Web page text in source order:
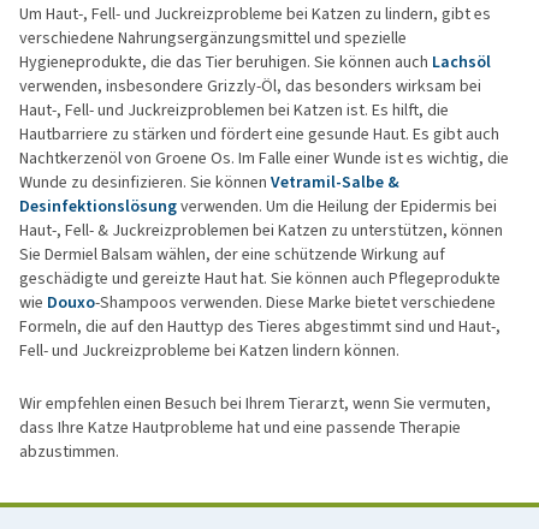
Um Haut-, Fell- und Juckreizprobleme bei Katzen zu lindern, gibt es
verschiedene Nahrungsergänzungsmittel und spezielle
Hygieneprodukte, die das Tier beruhigen. Sie können auch Lachsöl
verwenden, insbesondere Grizzly-Öl, das besonders wirksam bei
Haut-, Fell- und Juckreizproblemen bei Katzen ist. Es hilft, die
Hautbarriere zu stärken und fördert eine gesunde Haut. Es gibt auch
Nachtkerzenöl von Groene Os. Im Falle einer Wunde ist es wichtig, die
Wunde zu desinfizieren. Sie können Vetramil-Salbe &
Desinfektionslösungverwenden. Um die Heilung der Epidermis bei
Haut-, Fell- & Juckreizproblemen bei Katzen zu unterstützen, können
Sie Dermiel Balsam wählen, der eine schützende Wirkung auf
geschädigte und gereizte Haut hat. Sie können auch Pflegeprodukte
wie Douxo-Shampoos verwenden. Diese Marke bietet verschiedene
Formeln, die auf den Hauttyp des Tieres abgestimmt sind und Haut-,
Fell- und Juckreizprobleme bei Katzen lindern können.
Wir empfehlen einen Besuch bei Ihrem Tierarzt, wenn Sie vermuten,
dass Ihre Katze Hautprobleme hat und eine passende Therapie
abzustimmen.